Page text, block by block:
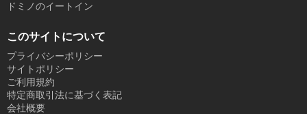
ドミノのイートイン
このサイトについて
プライバシーポリシー
サイトポリシー
ご利用規約
特定商取引法に基づく表記
会社概要